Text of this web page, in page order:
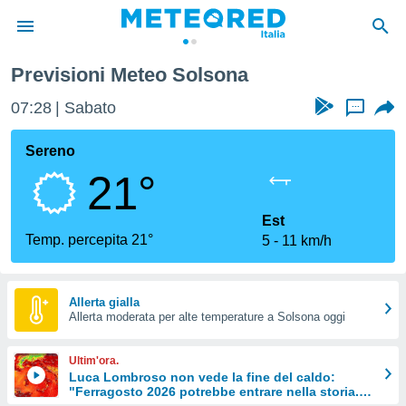
di
per
le
di
Web
le
Previsioni Meteo Solsona
07:28 Sabato ...
Sereno
21°
Temp. percepita 21°
Est
5
11 km/h
Allerta gialla
Allerta moderata per alte temperature a Solsona oggi
Ultim'ora.
Luca Lombroso non vede la fine del caldo:
"Ferragosto 2026 potrebbe entrare nella storia.